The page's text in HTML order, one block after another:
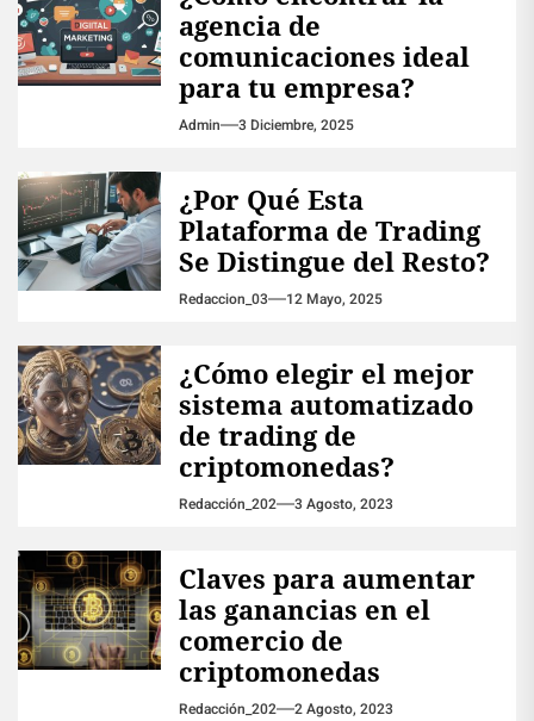
agencia de
comunicaciones ideal
para tu empresa?
Admin 3 Diciembre, 2025
¿Por Qué Esta
Plataforma de Trading
Se Distingue del Resto?
Redaccion_03 12 Mayo, 2025
¿Cómo elegir el mejor
sistema automatizado
de trading de
criptomonedas?
Redacción_202 3 Agosto, 2023
Claves para aumentar
las ganancias en el
comercio de
criptomonedas
Redacción_202 2 Agosto, 2023